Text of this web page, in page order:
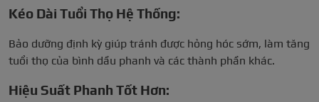
Kéo Dài Tuổi Thọ Hệ Thống:
Bảo dưỡng định kỳ giúp tránh được hỏng hóc sớm, làm tăng
tuổi thọ của bình dầu phanh và các thành phần khác.
Hiệu Suất Phanh Tốt Hơn: